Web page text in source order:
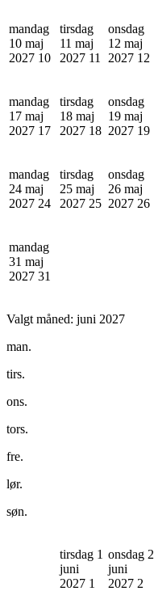
mandag
10 maj
2027 10
tirsdag
11 maj
2027 11
onsdag
12 maj
2027 12
mandag
17 maj
2027 17
tirsdag
18 maj
2027 18
onsdag
19 maj
2027 19
mandag
24 maj
2027 24
tirsdag
25 maj
2027 25
onsdag
26 maj
2027 26
mandag
31 maj
2027 31
Valgt måned: juni 2027
man.
tirs.
ons.
tors.
fre.
lør.
søn.
tirsdag 1
juni
2027 1
onsdag 2
juni
2027 2